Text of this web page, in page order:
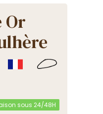
Or
sous 24/48H